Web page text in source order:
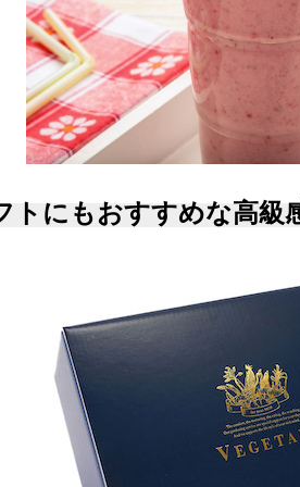
トにもおすすめな高級